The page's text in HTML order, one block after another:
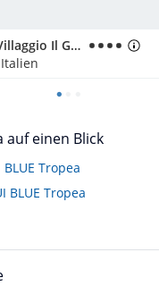
Hotel Villaggio Il Gabbiano
auf einen Blick
Tropea
BLUE Tropea